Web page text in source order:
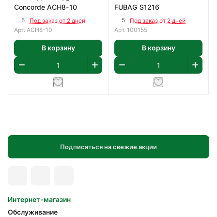
Concorde ACH8-10
5
Под заказ от 2 дней
Арт. ACH8-10
В корзину
FUBAG S1216
5
Под заказ от 2 дней
Арт. 100155
В корзину
Подписаться на свежие акции
Интернет-магазин
Обслуживание